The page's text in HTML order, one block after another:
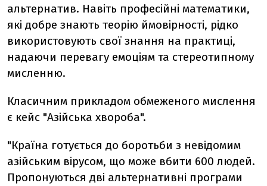
альтернатив. Навіть професійні математики,
які добре знають теорію ймовірності, рідко
використовують свої знання на практиці,
надаючи перевагу емоціям та стереотипному
мисленню.
Класичним прикладом обмеженого мислення
є кейс "Азійська хвороба".
"Країна готується до боротьби з невідомим
азійським вірусом, що може вбити 600 людей.
Пропонуються дві альтернативні програми